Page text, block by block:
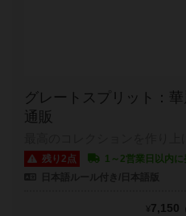
グレートスプリット：
通販
残り2点
1～2営業日以内に
¥7,150